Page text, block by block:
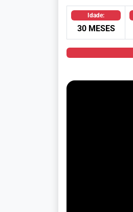
Idade:
30 MESES